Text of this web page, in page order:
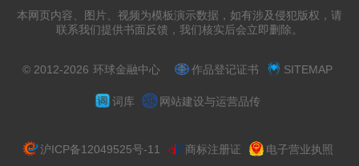
本网页内容、图片、视频为模板演示数据，如有涉及侵犯版权，请
联系我们提供书面反馈，我们核实后会立即删除。
© 2012-2026 环球金融中心 作品登记证书 SITEMAP
词库 网站建设与运营品传
沪ICP备12049525号-11 商标注册证 电子营业执照